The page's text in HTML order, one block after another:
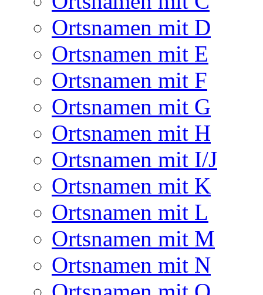
Ortsnamen mit D
Ortsnamen mit E
Ortsnamen mit F
Ortsnamen mit G
Ortsnamen mit H
Ortsnamen mit I/J
Ortsnamen mit K
Ortsnamen mit L
Ortsnamen mit M
Ortsnamen mit N